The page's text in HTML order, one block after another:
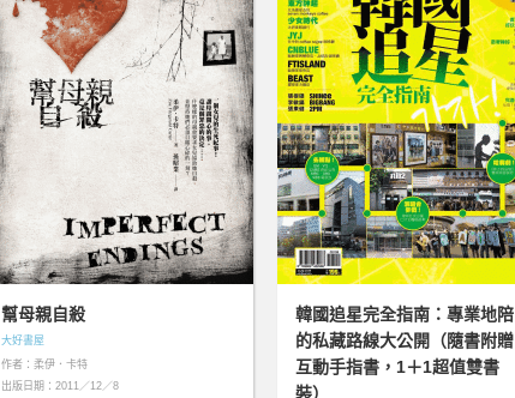
幫母親自殺
大好書屋
作者：柔伊．卡特
出版日期：2011／12／8
韓國追星完全指南：專業地陪
的私藏路線大公開（隨書附贈
互動手指書，1＋1超值雙書
裝）